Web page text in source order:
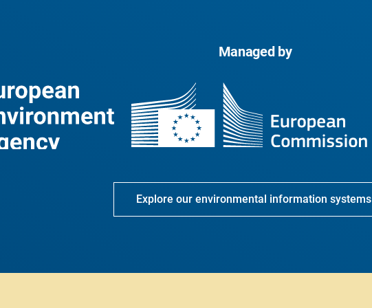
Managed by
Explore our environmental information systems